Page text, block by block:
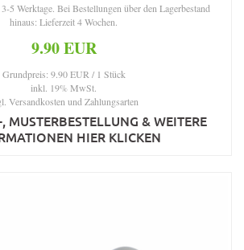
5 Werktage. Bei Bestellungen über den Lagerbestand
hinaus: Lieferzeit 4 Wochen.
9.90 EUR
Grundpreis: 9.90 EUR / 1 Stück
inkl. 19% MwSt.
Versandkosten und Zahlungsarten
MUSTERBESTELLUNG & WEITERE
HIER KLICKEN